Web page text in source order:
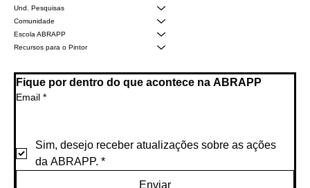
Und. Pesquisas
Comunidade
Escola ABRAPP
Recursos para o Pintor
Fique por dentro do que acontece na ABRAPP
Email *
Sim, desejo receber atualizações sobre as ações
da ABRAPP. *
Enviar